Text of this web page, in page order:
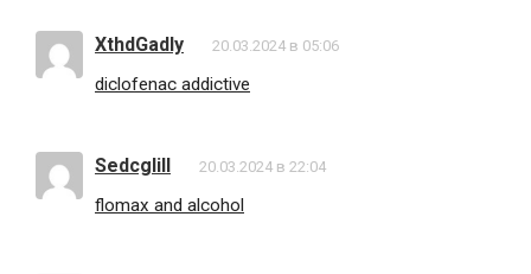
XthdGadly 20.03.2024 в 05:06
diclofenac addictive
Sedcglill 20.03.2024 в 22:04
flomax and alcohol